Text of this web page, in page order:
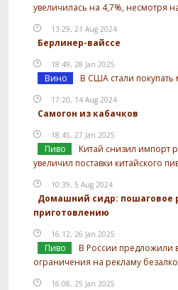
увеличилась на 4,7%, несмотря
13:29, 21 Aug 2024
Берлинер-вайссе
18:49, 28 Jan 2025
Вино В США стали
17:20, 14 Aug 2024
Самогон из кабачков
18:45, 27 Jan 2025
Пиво
Китай снизил импорт
увеличил поставки китайского
10:39, 5 Aug 2024
Домашний сидр: пошаговое
приготовлению
16:12, 26 Jan 2025
Пиво
В России предложили
ограничения на рекламу
16:08, 25 Jan 2025